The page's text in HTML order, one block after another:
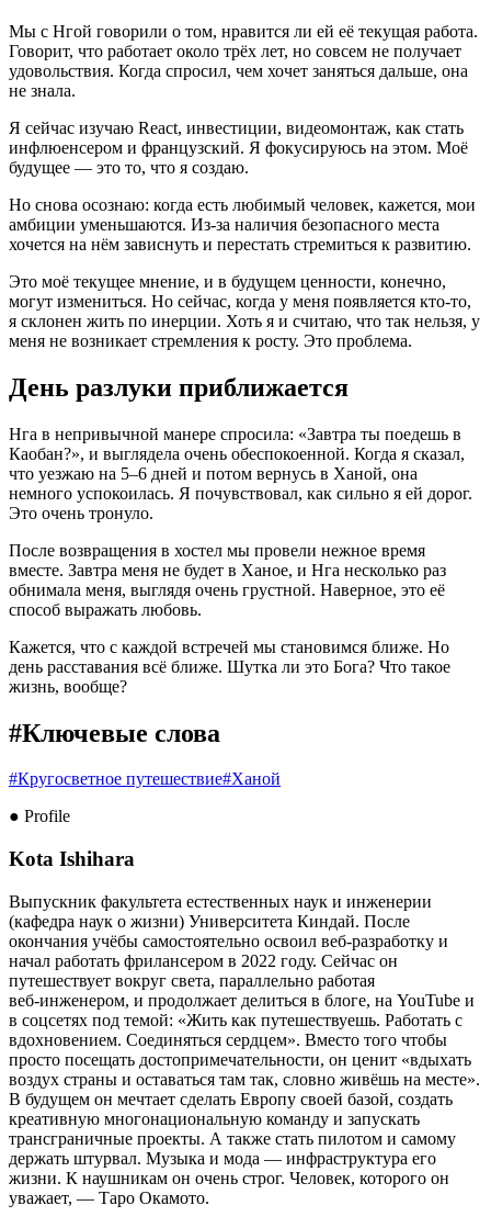
Мы с Нгой говорили о том, нравится ли ей её текущая работа.
Говорит, что работает около трёх лет, но совсем не получает
удовольствия. Когда спросил, чем хочет заняться дальше, она
не знала.
Я сейчас изучаю React, инвестиции, видеомонтаж, как стать
инфлюенсером и французский. Я фокусируюсь на этом. Моё
будущее — это то, что я создаю.
Но снова осознаю: когда есть любимый человек, кажется, мои
амбиции уменьшаются. Из-за наличия безопасного места
хочется на нём зависнуть и перестать стремиться к развитию.
Это моё текущее мнение, и в будущем ценности, конечно,
могут измениться. Но сейчас, когда у меня появляется кто-то,
я склонен жить по инерции. Хоть я и считаю, что так нельзя, у
меня не возникает стремления к росту. Это проблема.
День разлуки приближается
Нга в непривычной манере спросила: «Завтра ты поедешь в
Каобан?», и выглядела очень обеспокоенной. Когда я сказал,
что уезжаю на 5–6 дней и потом вернусь в Ханой, она
немного успокоилась. Я почувствовал, как сильно я ей дорог.
Это очень тронуло.
После возвращения в хостел мы провели нежное время
вместе. Завтра меня не будет в Ханое, и Нга несколько раз
обнимала меня, выглядя очень грустной. Наверное, это её
способ выражать любовь.
Кажется, что с каждой встречей мы становимся ближе. Но
день расставания всё ближе. Шутка ли это Бога? Что такое
жизнь, вообще?
#Ключевые слова
#Кругосветное путешествие#Ханой
● Profile
Kota Ishihara
Выпускник факультета естественных наук и инженерии
(кафедра наук о жизни) Университета Киндай. После
окончания учёбы самостоятельно освоил веб‑разработку и
начал работать фрилансером в 2022 году. Сейчас он
путешествует вокруг света, параллельно работая
веб‑инженером, и продолжает делиться в блоге, на YouTube и
в соцсетях под темой: «Жить как путешествуешь. Работать с
вдохновением. Соединяться сердцем». Вместо того чтобы
просто посещать достопримечательности, он ценит «вдыхать
воздух страны и оставаться там так, словно живёшь на месте».
В будущем он мечтает сделать Европу своей базой, создать
креативную многонациональную команду и запускать
трансграничные проекты. А также стать пилотом и самому
держать штурвал. Музыка и мода — инфраструктура его
жизни. К наушникам он очень строг. Человек, которого он
уважает, — Таро Окамото.